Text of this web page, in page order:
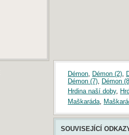
Démon, Démon (2),
Démon (7), Démon
Hrdina naší doby,
Maškaráda
SOUVISEJÍCÍ